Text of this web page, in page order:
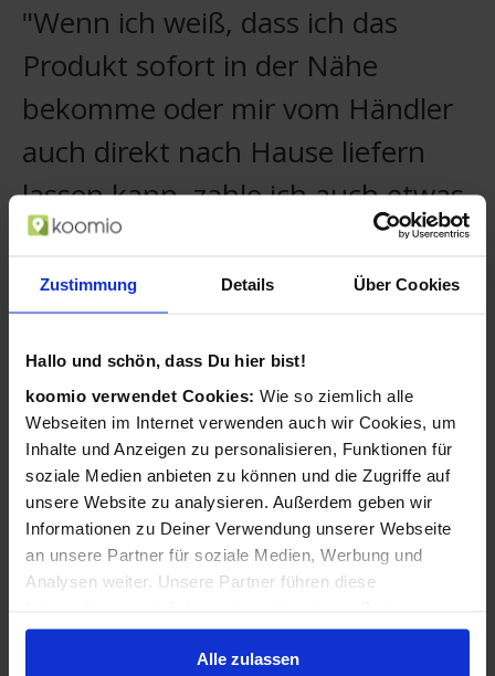
Zustimmung Details Über Cookies
Hallo und schön, dass Du hier bist!
koomio verwendet Cookies: Wie so ziemlich alle
Webseiten im Internet verwenden auch wir Cookies, um
Inhalte und Anzeigen zu personalisieren, Funktionen für
soziale Medien anbieten zu können und die Zugriffe auf
unsere Website zu analysieren. Außerdem geben wir
Informationen zu Deiner Verwendung unserer Webseite
an unsere Partner für soziale Medien, Werbung und
Analysen weiter. Unsere Partner führen diese
zusammen, die Du ihnen bereitgestellt hast oder die sie
im Rahmen Deiner Nutzung der Dienste gesammelt
Alle zulassen
"Wenn ich weiß, dass ich das
Produkt sofort in der Nähe
bekomme oder mir vom Händler
auch direkt nach Hause liefern
lassen kann, zahle ich auch etwas
mehr."
Christian, koomio-Nutzer
sehen stets Ihre neuesten Aktivitäten.
Kunden folgen Artikeln mit einem
Wunschpreis und Sie können darauf
reagieren.
Ihre Angebote ergänzen Sie mühelos um
Besonderheiten wie "inkl. Lieferung", "inkl.
Ersatzwagen", "inkl. Aufbau" oder "Same-
Day-Delivery möglich".